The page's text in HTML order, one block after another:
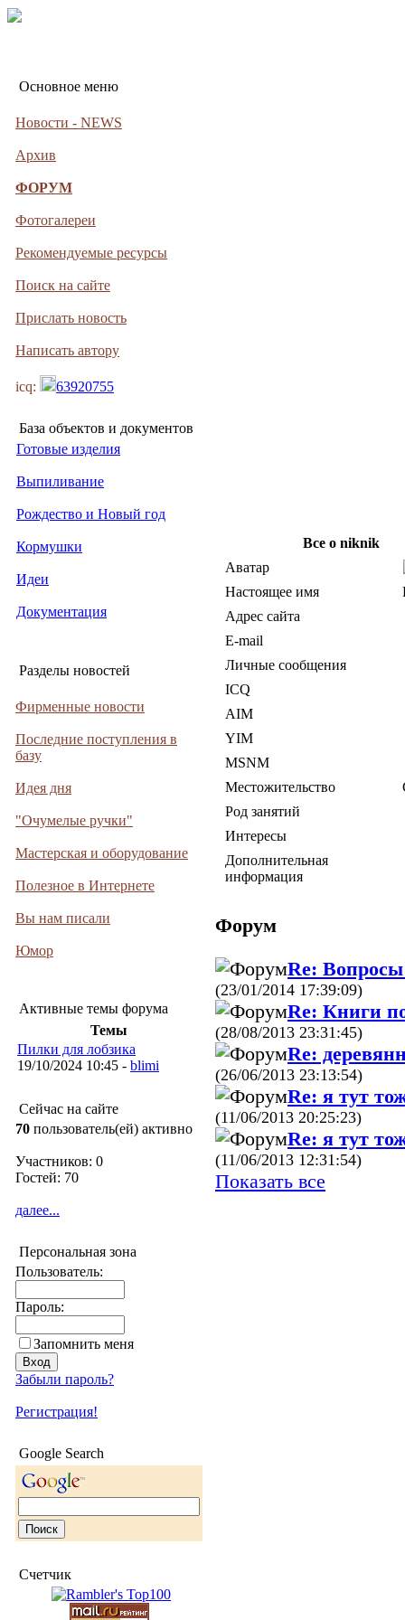
Основное меню
Новости - NEWS
Архив
ФОРУМ
Фотогалереи
Рекомендуемые ресурсы
Поиск на сайте
Прислать новость
Написать автору
icq: 63920755
База объектов и документов
Готовые изделия
Выпиливание
Рождество и Новый год
Кормушки
Идеи
Документация
Разделы новостей
Фирменные новости
Последние поступления в
базу
Идея дня
"Очумелые ручки"
Мастерская и оборудование
Полезное в Интернете
Вы нам писали
Юмор
Активные темы форума
Темы
Пилки для лобзика
19/10/2024 10:45 - blimi
Сейчас на сайте
70 пользователь(ей) активно
Участников: 0
Гостей: 70
далее...
Персональная зона
Пользователь:
Пароль:
Запомнить меня
Забыли пароль?
Регистрация!
Google Search
Счетчик
Все о niknik
Аватар
Настоящее имя
Адрес сайта
E-mail
Личные сообщения
ICQ
AIM
YIM
MSNM
Местожительство
Род занятий
Интересы
Дополнительная
информация
Форум
Re:
(23/01/2014 17:39:09)
Re: Книги
(28/08/2013 23:31:45)
Re:
(26/06/2013 23:13:54)
Re: я тут
(11/06/2013 20:25:23)
Re: я тут
(11/06/2013 12:31:54)
Показать все